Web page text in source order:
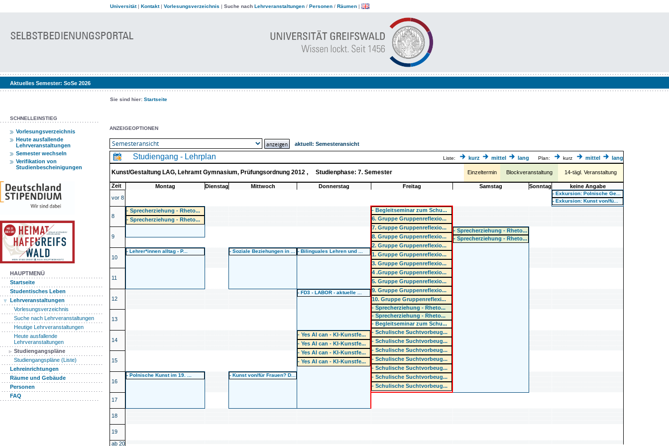
Universität| Kontakt| Vorlesungsverzeichnis | Suche nach Lehrveranstaltungen / Personen / Räumen |
Aktuelles Semester: SoSe 2026
Sie sind hier: Startseite
SCHNELLEINSTIEG
Vorlesungsverzeichnis
Heute ausfallende
Lehrveranstaltungen
Semester wechseln
Verifikation von
Studienbescheinigungen
HAUPTMENÜ
Startseite
Studentisches Leben
Lehrveranstaltungen
Vorlesungsverzeichnis
Suche nach Lehrveranstaltungen
Heutige Lehrveranstaltungen
Heute ausfallende
Lehrveranstaltungen
Studiengangspläne
Studiengangspläne (Liste)
Lehreinrichtungen
Räume und Gebäude
Personen
FAQ
ANZEIGEOPTIONEN
aktuell: Semesteransicht
Studiengang - Lehrplan Liste: kurz mittel lang Plan: kurz mittel lang
Kunst/Gestaltung LAG, Lehramt Gymnasium, Prüfungsordnung 2012 , Studienphase: 7. Semester Einzeltermin Blockveranstaltung 14-tägl. Veranstaltung
Zeit Montag Dienstag Mittwoch Donnerstag Freitag Samstag Sonntag
keine Angabe
vor 8
- Exkursion: Polnische Ge...
- Exkursion: Kunst von/fü...
8
- Sprecherziehung - Rheto...
- Sprecherziehung - Rheto...
- Begleitseminar zum Schu...
6. Gruppe Gruppenreflexio...
7. Gruppe Gruppenreflexio...
8. Gruppe Gruppenreflexio...
2. Gruppe Gruppenreflexio...
1. Gruppe Gruppenreflexio...
3. Gruppe Gruppenreflexio...
4 .Gruppe Gruppenreflexio...
5. Gruppe Gruppenreflexio...
9. Gruppe Gruppenreflexio...
10. Gruppe Gruppenreflexi...
- Sprecherziehung - Rheto...
- Sprecherziehung - Rheto...
- Begleitseminar zum Schu...
- Schulische Suchtvorbeug...
- Schulische Suchtvorbeug...
- Schulische Suchtvorbeug...
- Schulische Suchtvorbeug...
- Schulische Suchtvorbeug...
- Schulische Suchtvorbeug...
- Schulische Suchtvorbeug...
9
- Sprecherziehung - Rheto...
- Sprecherziehung - Rheto...
10
- Lehrer*innen alltag - P... - Soziale Beziehungen in ... - Bilinguales Lehren und ...
11
12
- FD3 - LABOR - aktuelle ...
13
14
- Yes AI can - KI-Kunstfe...
- Yes AI can - KI-Kunstfe...
- Yes AI can - KI-Kunstfe...
- Yes AI can - KI-Kunstfe...
15
16
- Polnische Kunst im 19. ... - Kunst von/für Frauen? D...
17
18
19
ab 20